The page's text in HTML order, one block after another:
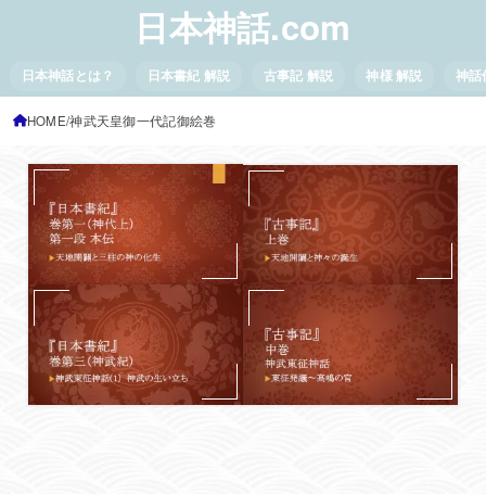
日本神話.com
日本神話とは？ 日本書紀 解説 古事記 解説 神様 解説 神話
HOME 神武天皇御一代記御絵巻